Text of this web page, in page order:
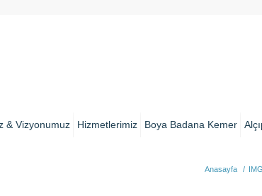
& Vizyonumuz Hizmetlerimiz Boya Badana Kemer
Anasayfa /